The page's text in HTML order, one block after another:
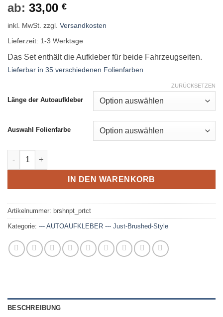
ab: 33,00 €
inkl. MwSt. zzgl. Versandkosten
Lieferzeit: 1-3 Werktage
Das Set enthält die Aufkleber für beide Fahrzeugseiten.
Lieferbar in 35 verschiedenen Folienfarben
Länge der Autoaufkleber
Auswahl Folienfarbe
ZURÜCKSETZEN
Seitenaufkleber Set - Protect Paint Menge
IN DEN WARENKORB
Artikelnummer: brshnpt_prtct
Kategorie: --- AUTOAUFKLEBER --- Just-Brushed-Style
BESCHREIBUNG